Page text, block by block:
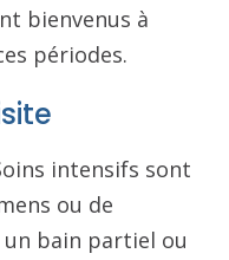
bienvenus à
périodes.
intensifs sont
ou de
un bain partiel ou